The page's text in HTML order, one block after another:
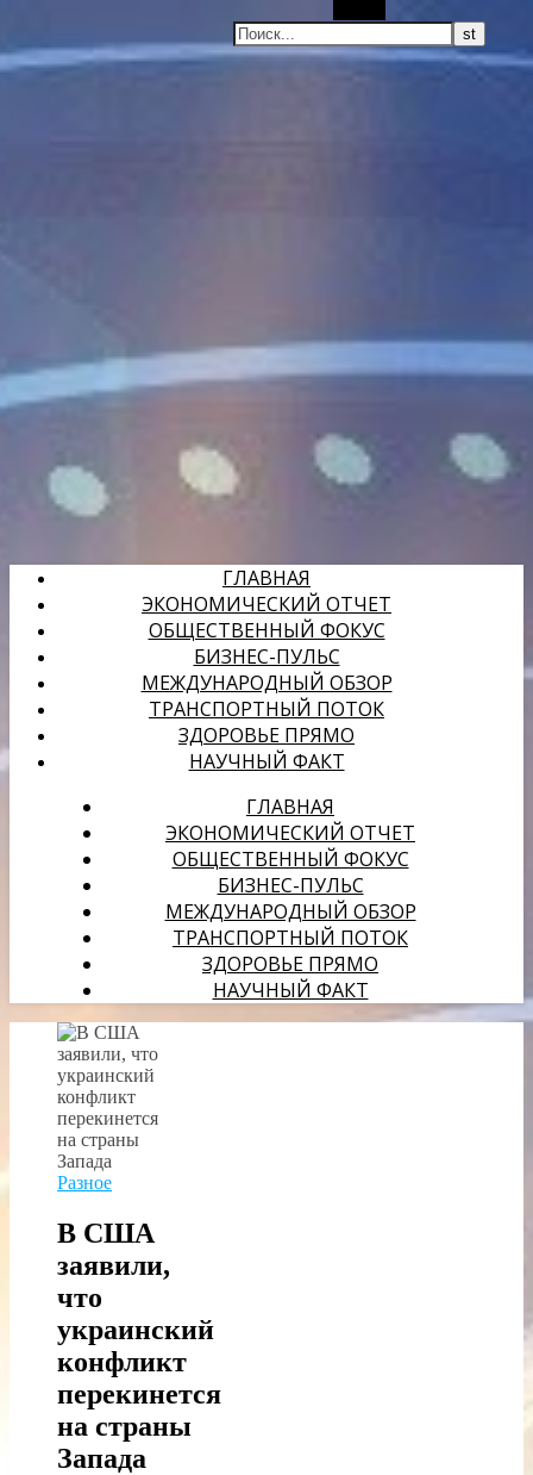
ГЛАВНАЯ
ЭКОНОМИЧЕСКИЙ ОТЧЕТ
ОБЩЕСТВЕННЫЙ ФОКУС
БИЗНЕС-ПУЛЬС
МЕЖДУНАРОДНЫЙ ОБЗОР
ТРАНСПОРТНЫЙ ПОТОК
ЗДОРОВЬЕ ПРЯМО
НАУЧНЫЙ ФАКТ
ГЛАВНАЯ
ЭКОНОМИЧЕСКИЙ ОТЧЕТ
ОБЩЕСТВЕННЫЙ ФОКУС
БИЗНЕС-ПУЛЬС
МЕЖДУНАРОДНЫЙ ОБЗОР
ТРАНСПОРТНЫЙ ПОТОК
ЗДОРОВЬЕ ПРЯМО
НАУЧНЫЙ ФАКТ
Разное
В США
заявили,
что
украинский
конфликт
перекинется
на страны
Запада